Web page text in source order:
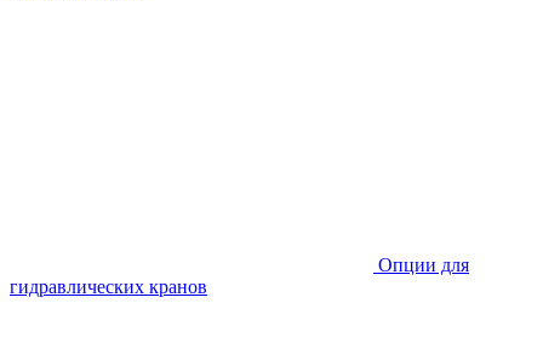
Опции для
гидравлических кранов